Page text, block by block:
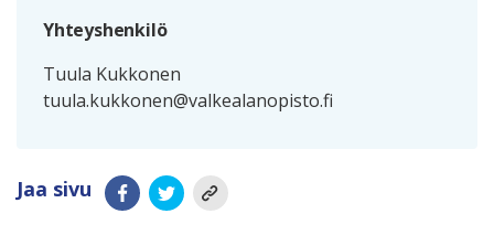
Yhteyshenkilö
Tuula Kukkonen
tuula.kukkonen@valkealanopisto.fi
Jaa sivu